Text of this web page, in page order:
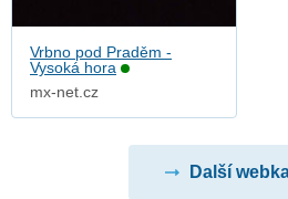
Vrbno pod Praděm -
Vysoká hora
mx-net.cz
Další